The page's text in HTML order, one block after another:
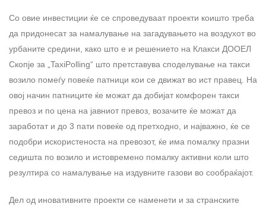
Со овие инвестиции ќе се спроведуваат проекти коишто треба
да придонесат за намалување на загадувањето на воздухот во
урбаните средини, како што е и решението на Клакси ДООЕЛ
Скопје за „TaxiPolling“ што претставува споделување на такси
возило помеѓу повеќе патници кои се движат во ист правец. На
овој начин патниците ќе можат да добијат комфорен такси
превоз и по цена на јавниот превоз, возачите ќе можат да
заработат и до 3 пати повеќе од претходно, и најважно, ќе се
подобри искористеноста на превозот, ќе има помалку празни
седишта по возило и истовремено помалку активни коли што
резултира со намалување на издувните газови во сообраќајот.
Дел од иновативните проекти се наменети и за странските